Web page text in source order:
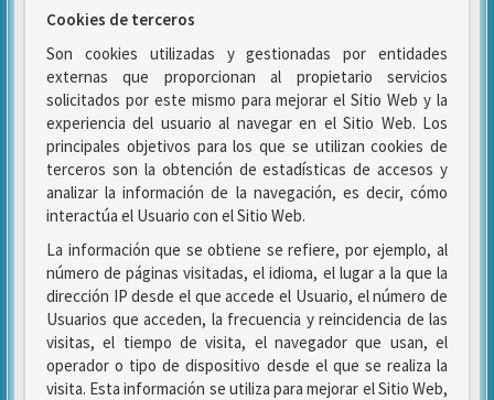
Cookies de terceros
Son cookies utilizadas y gestionadas por entidades
externas que proporcionan al propietario servicios
solicitados por este mismo para mejorar el Sitio Web y la
experiencia del usuario al navegar en el Sitio Web. Los
principales objetivos para los que se utilizan cookies de
terceros son la obtención de estadísticas de accesos y
analizar la información de la navegación, es decir, cómo
interactúa el Usuario con el Sitio Web.
La información que se obtiene se refiere, por ejemplo, al
número de páginas visitadas, el idioma, el lugar a la que la
dirección IP desde el que accede el Usuario, el número de
Usuarios que acceden, la frecuencia y reincidencia de las
visitas, el tiempo de visita, el navegador que usan, el
operador o tipo de dispositivo desde el que se realiza la
visita. Esta información se utiliza para mejorar el Sitio Web,